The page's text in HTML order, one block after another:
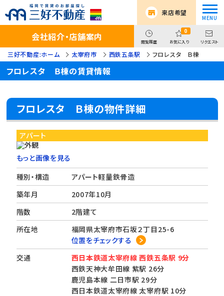
来店希望
会社紹介・店舗案内 閲覧履歴
0
お気に入り リクエスト
三好不動産:ホーム 太宰府市 西鉄五条駅 フロレスタ Ｂ棟
フロレスタ Ｂ棟の賃貸情報
フロレスタ Ｂ棟の物件詳細
アパート
もっと画像を見る
種別・構造
アパート軽量鉄骨造
築年月
2007年10月
階数
2階建て
所在地
福岡県太宰府市石坂２丁目25-6
位置をチェックする
交通
西日本鉄道太宰府線 西鉄五条駅 9分
西鉄天神大牟田線 紫駅 26分
鹿児島本線 二日市駅 29分
西日本鉄道太宰府線 太宰府駅 10分